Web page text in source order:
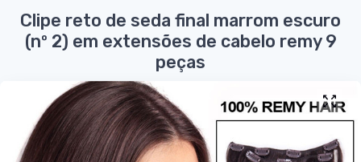
Clipe reto de seda final marrom escuro
(nº 2) em extensões de cabelo remy 9
peças